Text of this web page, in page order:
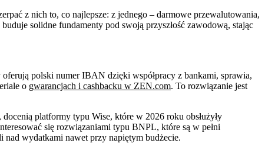
z nich to, co najlepsze: z jednego – darmowe przewalutowania,
solidne fundamenty pod swoją przyszłość zawodową, stając
polski numer IBAN dzięki współpracy z bankami, sprawia,
o gwarancjach i cashbacku w ZEN.com. To rozwiązanie jest
platformy typu Wise, które w 2026 roku obsłużyły
się rozwiązaniami typu BNPL, które są w pełni
wydatkami nawet przy napiętym budżecie.